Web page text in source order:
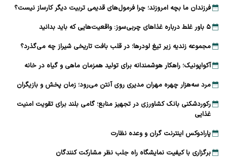
فرزندان ما بچه امروزند؛ چرا فرمول‌های قدیمی تربیت دیگر کارساز نیست؟
۵ باور غلط درباره غذاهای چربی‌سوز: واقعیت‌هایی که باید بدانید
مجموعه زندیه زیر تیغ لودرها؛ در قلب بافت تاریخی شیراز چه می‌گذرد؟
آکواپونیک؛ راهکار هوشمندانه برای تولید همزمان ماهی و گیاه در خانه
مرد سه‌هزار چهره مهران مدیری روی آنتن می‌رود؛ زمان پخش و بازیگران
رکوردشکنی بانک کشاورزی در تجهیز منابع؛ گامی بلند برای تقویت امنیت
غذایی
پارادوکس اینترنت گران و وعده نظارت
برگزاری با کیفیت نمایشگاه راه جلب نظر مشارکت‌ کنندگان